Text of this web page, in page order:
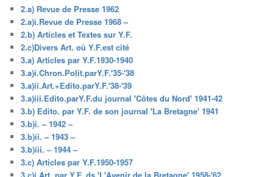
2.a) Revue de Presse 1962
2.a)i.Revue de Presse 1968 –
2.b) Articles et Textes sur Y.F.
2.c)Divers Art. où Y.F.est cité
3.a) Articles par Y.F.1930-1940
3.a)i.Chron.Polit.parY.F.'35-'38
3.a)ii.Art.+Edito.parY.F.'38-'39
3.a)iii.Edito.parY.F.du journal 'Côtes du Nord' 1941-42
3.b) Edito. par Y.F. de son journal 'La Bretagne' 1941
3.b)i. – 1942 –
3.b)ii. – 1943 –
3.b)iii. – 1944 –
3.c) Articles par Y.F.1950-1957
3.c)i.Art. par Y.F. ds 'L'Avenir de la Bretagne' 1958-'62